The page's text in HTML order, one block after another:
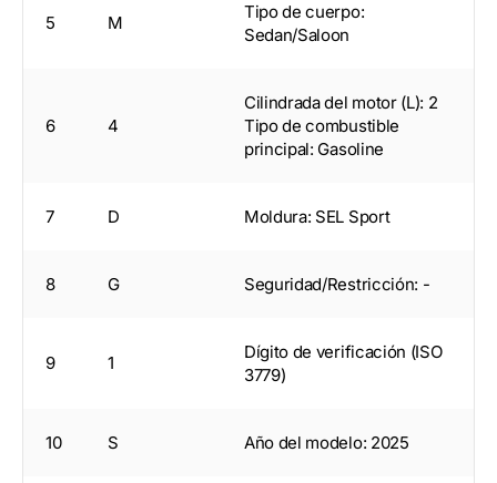
5 M
Tipo de cuerpo:
Sedan/Saloon
6 4
Cilindrada del motor (L): 2
Tipo de combustible
principal: Gasoline
7 D Moldura: SEL Sport
8 G Seguridad/Restricción: -
9 1
Dígito de verificación (ISO
3779)
10 S Año del modelo: 2025